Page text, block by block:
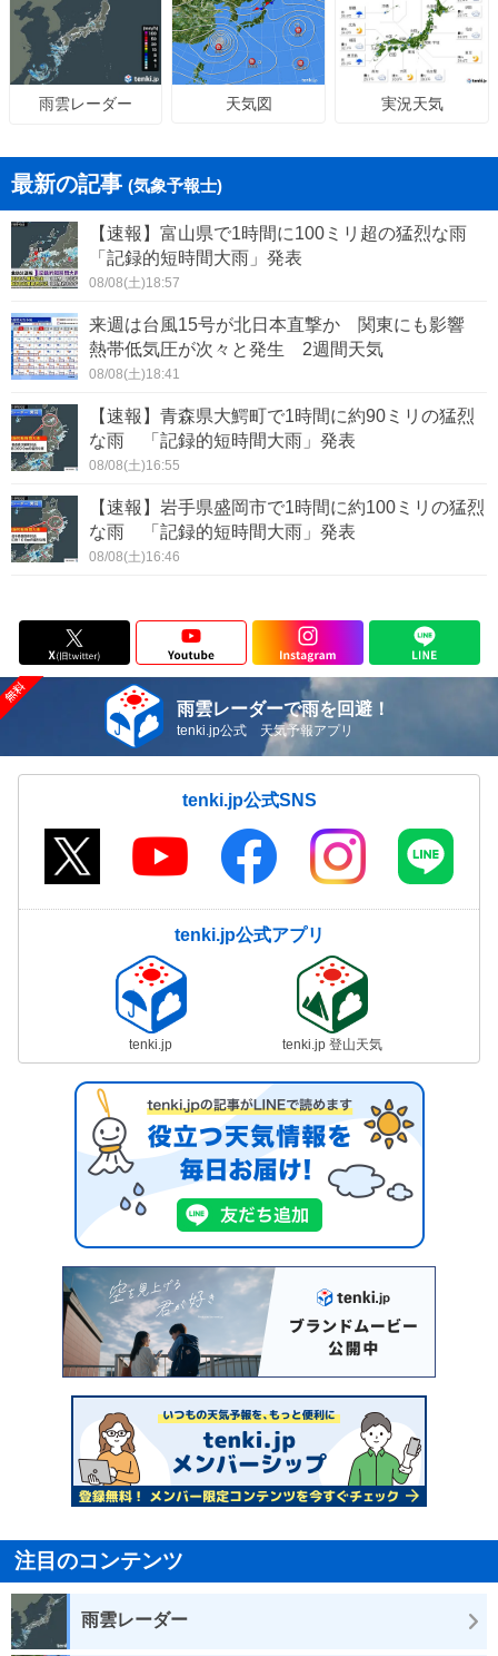
雨雲レーダー 天気図 実況天気
最新の記事 (気象予報士)
【速報】富山県で1時間に100ミリ超の猛烈な雨
「記録的短時間大雨」発表
08/08(土)18:57
来週は台風15号が北日本直撃か 関東にも影響
熱帯低気圧が次々と発生 2週間天気
08/08(土)18:41
【速報】青森県大鰐町で1時間に約90ミリの猛烈
な雨 「記録的短時間大雨」発表
08/08(土)16:55
【速報】岩手県盛岡市で1時間に約100ミリの猛烈
な雨 「記録的短時間大雨」発表
08/08(土)16:46
雨雲レーダーで雨を回避！
tenki.jp公式 天気予報アプリ
tenki.jp公式SNS
tenki.jp公式アプリ
tenki.jp tenki.jp 登山天気
注目のコンテンツ
雨雲レーダー